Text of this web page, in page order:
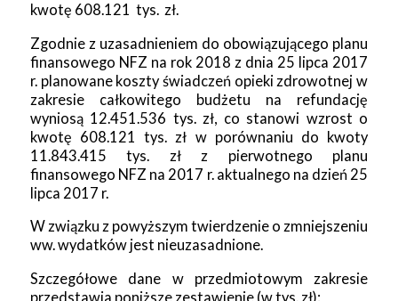
kwotę 608.121 tys. zł.
Zgodnie z uzasadnieniem do obowiązującego planu
finansowego NFZ na rok 2018 z dnia 25 lipca 2017
r. planowane koszty świadczeń opieki zdrowotnej w
zakresie całkowitego budżetu na refundację
wyniosą 12.451.536 tys. zł, co stanowi wzrost o
kwotę 608.121 tys. zł w porównaniu do kwoty
11.843.415 tys. zł z pierwotnego planu
finansowego NFZ na 2017 r. aktualnego na dzień 25
lipca 2017 r.
W związku z powyższym twierdzenie o zmniejszeniu
ww. wydatków jest nieuzasadnione.
Szczegółowe dane w przedmiotowym zakresie
przedstawia poniższe zestawienie (w tys. zł):